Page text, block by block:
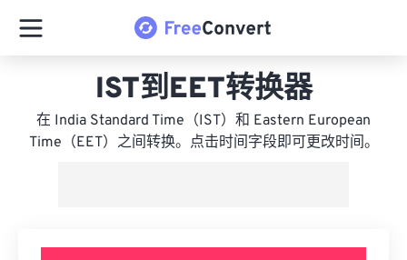
IST到EET转换器
在 India Standard Time（IST）和 Eastern European
Time（EET）之间转换。点击时间字段即可更改时间。